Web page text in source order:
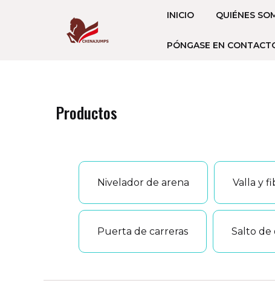
INICIO QUIÉNES
PÓNGASE EN
Productos
Nivelador de arena Valla y
Puerta de carreras Salto de